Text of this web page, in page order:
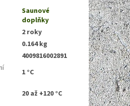
Saunové
doplňky
2 roky
0.164 kg
4009816002891
1 °C
20 až +120 °C